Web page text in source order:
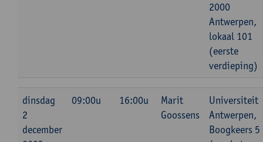
2000
Antwerpen,
lokaal 101
(eerste
verdieping)
dinsdag
2
december
09:00u 16:00u
Marit
Goossens
Universiteit
Antwerpen,
Boogkeers 5